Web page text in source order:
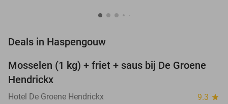
Deals in Haspengouw
16%
Mosselen (1 kg) + friet + saus bij De Groene
Hendrickx
Hotel De Groene Hendrickx 9.3 star